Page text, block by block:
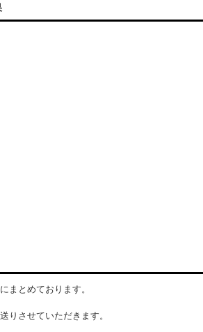
まとめております。
りさせていただきます。